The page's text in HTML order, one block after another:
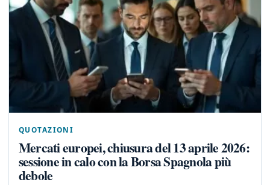
QUOTAZIONI
Mercati europei, chiusura del 13 aprile 2026:
sessione in calo con la Borsa Spagnola più
debole